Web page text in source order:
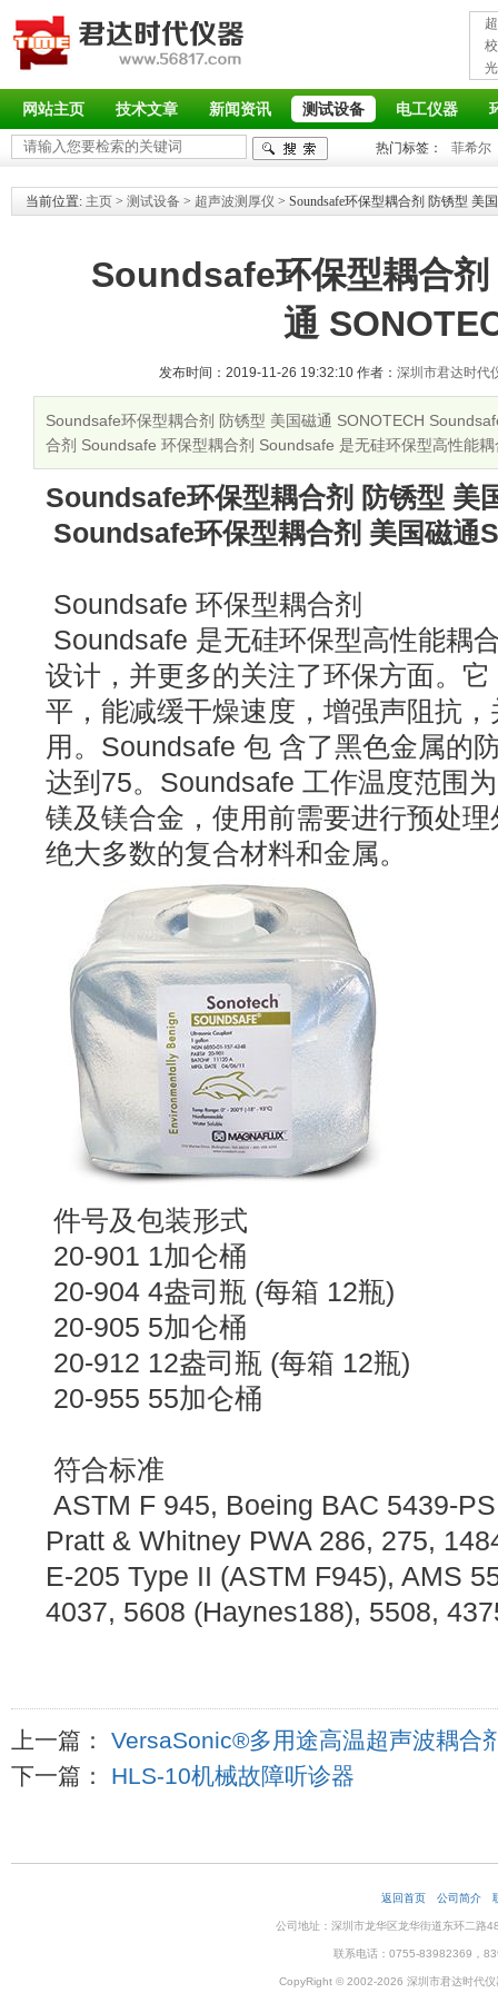
网站主页 技术文章 新闻资讯 测试设备 电工仪器
热门标签： 菲希尔
当前位置: 主页 > 测试设备 > 超声波测厚仪 > Soundsafe环保型耦合剂 防锈型 美
Soundsafe环保型耦合剂
通
发布时间：2019-11-26 19:32:10 作者： 深圳市君达时代
Soundsafe环保型耦合剂 防锈型 美国磁通 SONOTECH
合剂 Soundsafe 环保型耦合剂 Soundsafe 是无硅环保型高性能
关注
Soundsafe环保型耦合剂 防锈型 美
Soundsafe环保型耦合剂 美国磁通
Soundsafe 环保型耦合剂
Soundsafe 是无硅环保型高性能耦
设计，并更多的关注了环保方面。
平，能减缓干燥速度，增强声阻抗
用。Soundsafe 包 含了黑色金属的
达到75。Soundsafe 工作温度范围
镁及镁合金，使用前需要进行预处
绝大多数的复合材料和金属。
件号及包装形式
20-901 1加仑桶
20-904 4盎司瓶 (每箱 12瓶)
20-905 5加仑桶
20-912 12盎司瓶 (每箱 12瓶)
20-955 55加仑桶
符合标准
ASTM F 945, Boeing BAC 5439-
Pratt & Whitney PWA 286, 275,
E-205 Type II (ASTM F945), AMS
4037, 5608 (Haynes188), 5508,
上一篇： VersaSonic®多用途高温超声波耦合剂
下一篇： HLS-10机械故障听诊器
返回首页 公司简介
公司地址：深圳市龙华区龙华街道东环二
联系电话：0755-83982369，
CopyRight © 2002-2026 深圳市君达时代